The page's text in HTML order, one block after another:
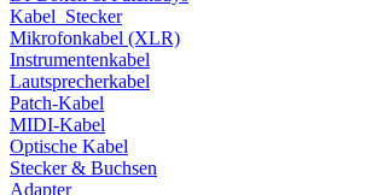
Kabel_Stecker
Mikrofonkabel (XLR)
Instrumentenkabel
Lautsprecherkabel
Patch-Kabel
MIDI-Kabel
Optische Kabel
Stecker & Buchsen
Adapter